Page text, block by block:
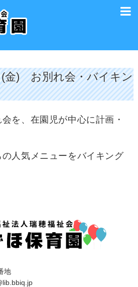
(金) お別れ会・バイキン
を、在園児が中心に計画・
人気メニューをバイキング
地